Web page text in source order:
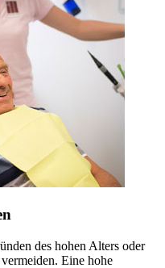
des hohen Alters oder
Eine hohe